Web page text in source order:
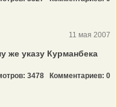
11 мая 2007
же указу Курманбека
3478 Комментариев: 0